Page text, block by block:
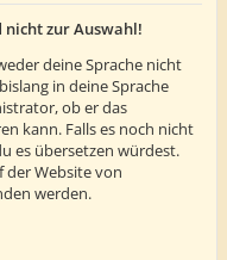
nicht zur Auswahl!
deine Sprache nicht
in deine Sprache
ob er das
kann. Falls es noch nicht
es übersetzen würdest.
Website von
werden.